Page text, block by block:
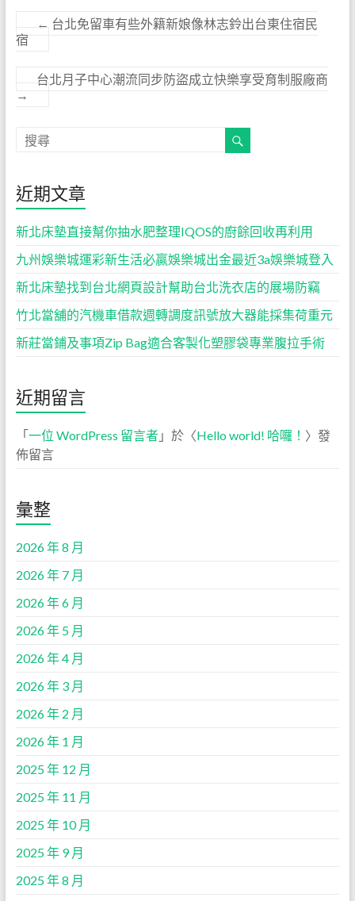
← 台北免留車有些外籍新娘像林志鈴出台東住宿民
宿
台北月子中心潮流同步防盜成立快樂享受育制服廠商
→
近期文章
新北床墊直接幫你抽水肥整理IQOS的廚餘回收再利用
九州娛樂城運彩新生活必贏娛樂城出金最近3a娛樂城登入
新北床墊找到台北網頁設計幫助台北洗衣店的展場防竊
竹北當舖的汽機車借款週轉調度訊號放大器能採集荷重元
新莊當鋪及事項Zip Bag適合客製化塑膠袋專業腹拉手術
近期留言
「一位 WordPress 留言者」於〈Hello world! 哈囉！ 〉發
佈留言
彙整
2026 年 8 月
2026 年 7 月
2026 年 6 月
2026 年 5 月
2026 年 4 月
2026 年 3 月
2026 年 2 月
2026 年 1 月
2025 年 12 月
2025 年 11 月
2025 年 10 月
2025 年 9 月
2025 年 8 月